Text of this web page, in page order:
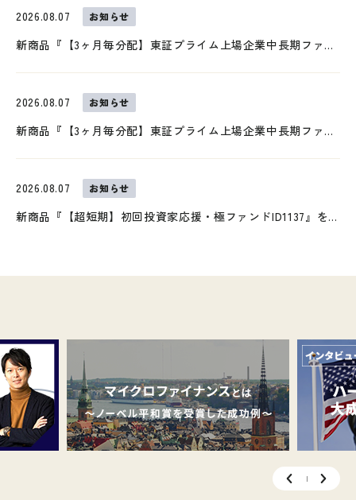
2026.08.07 お知らせ
新商品『【3ヶ月毎分配】東証プライム上場企業中長期ファンドID1135』を募集開始
2026.08.07 お知らせ
新商品『【3ヶ月毎分配】東証プライム上場企業中長期ファンドID1136』を募集開始
2026.08.07 お知らせ
新商品『【超短期】初回投資家応援・極ファンドID1137』を募集開始